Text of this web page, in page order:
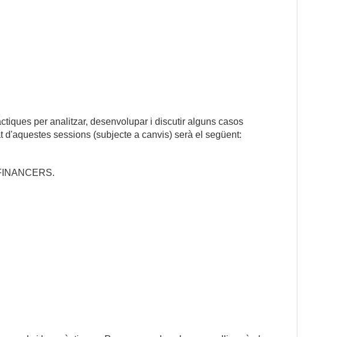
per analitzar, desenvolupar i discutir alguns casos
sessions (subjecte a canvis) serà el següent: